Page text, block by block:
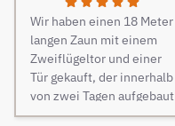
Wir haben einen 18 Meter
langen Zaun mit einem
Zweiflügeltor und einer
Tür gekauft, der innerhalb
von zwei Tagen aufgebaut
wurde. Am dritten Tag